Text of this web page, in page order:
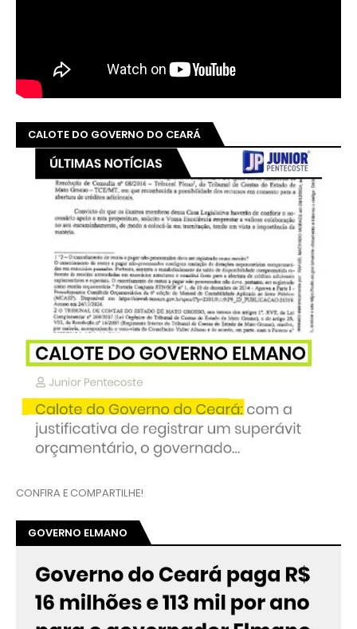
CALOTE DO GOVERNO DO CEARÁ
CONFIRA E COMPARTILHE!
GOVERNO ELMANO